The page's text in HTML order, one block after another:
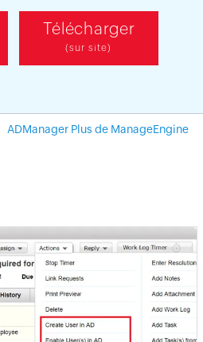
Télécharger
(sur site)
ADManager Plus de ManageEngine